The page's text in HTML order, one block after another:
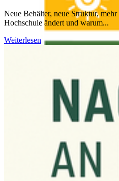
Neue Behälter, neue Struktur,
Hochschule ändert und warum...
Weiterlesen